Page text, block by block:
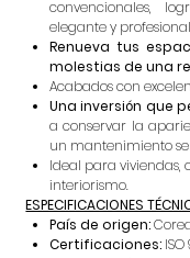
convencionales,
elegante y
Renueva tus
molestias de una
Acabados con
Una inversión que
a conservar la
un mantenimiento
Ideal para viviendas,
interiorismo.
ESPECIFICACIONES
País de origen:
Certificaciones: ISO